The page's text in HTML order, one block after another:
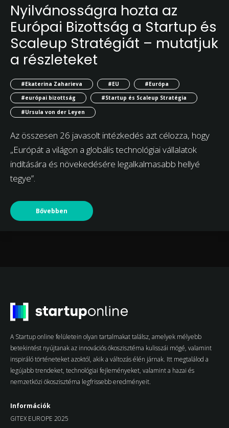
Nyilvánosságra hozta az
Európai Bizottság a Startup és
Scaleup Stratégiát – mutatjuk
a részleteket
#Ekaterina Zaharieva #EU
#Európa
#európai bizottság
#Startup és Scaleup Stratégia
#Ursula von der Leyen
Az összesen 26 javasolt intézkedés azt célozza, hogy
„Európát a világon a globális technológiai vállalatok
indítására és növekedésére legalkalmasabb hellyé
tegye”.
Bővebben
A Startup online felületein olyan tartalmakat találsz, amelyek mélyebb
betekintést nyújtanak az innovációs ökoszisztéma kulisszái mögé, valamint
inspiráló történeteket azoktól, akik a változás élén járnak. Itt megtalálod a
legújabb trendeket, technológiai fejleményeket, valamint a hazai és
nemzetközi ökoszisztéma legfrissebb eredményeit.
Információk
GITEX EUROPE 2025